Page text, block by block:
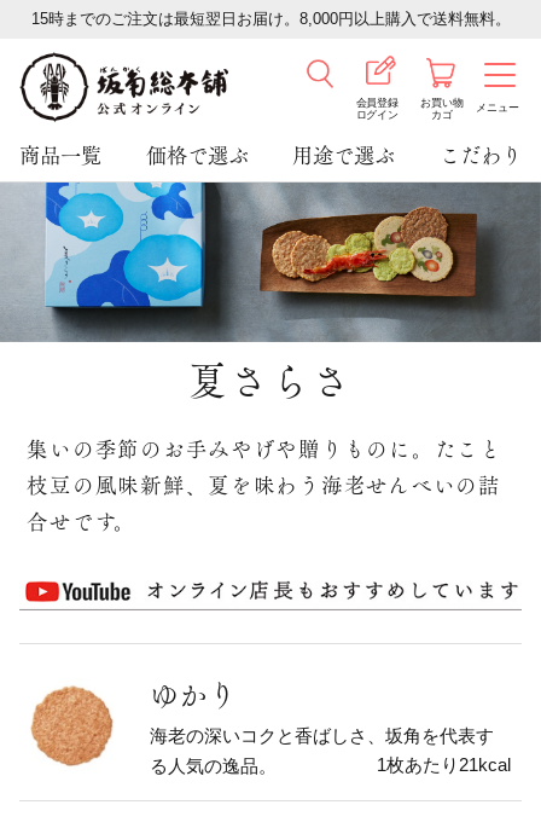
15時までのご注文は最短翌日お届け。8,000円以上購入で送料無料。
会員登録
ログイン
お買い物
カゴ
メニュー
商品一覧 価格で選ぶ 用途で選ぶ こだわり
夏さらさ
集いの季節のお手みやげや贈りものに。
たこと
枝豆の風味新鮮、夏を味わう海老せんべいの詰
合せです。
ゆかり
海老の深いコクと香ばしさ、坂角を代表す
る人気の逸品。
1枚あたり21kcal